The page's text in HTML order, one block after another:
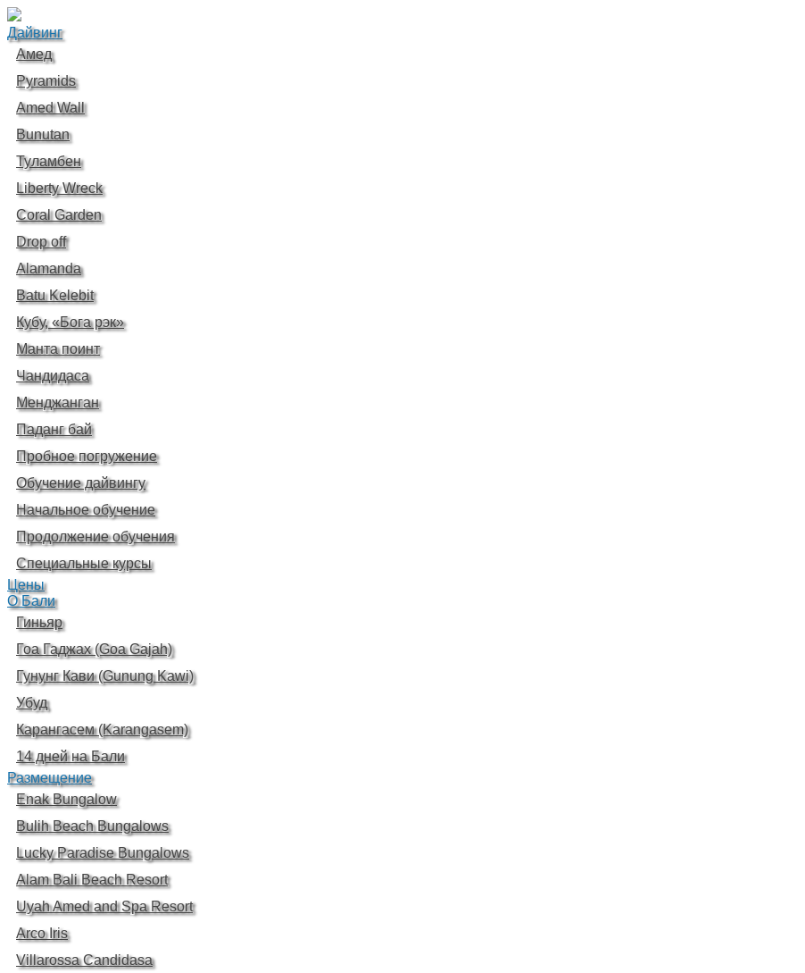
Дайвинг
Амед
Pyramids
Amed Wall
Bunutan
Туламбен
Liberty Wreck
Coral Garden
Drop off
Alamanda
Batu Kelebit
Кубу, «Бога рэк»
Манта поинт
Чандидаса
Менджанган
Паданг бай
Пробное погружение
Обучение дайвингу
Начальное обучение
Продолжение обучения
Специальные курсы
Цены
О Бали
Гиньяр
Гоа Гаджах (Goa Gajah)
Гунунг Кави (Gunung Kawi)
Убуд
Карангасем (Karangasem)
14 дней на Бали
Размещение
Enak Bungalow
Bulih Beach Bungalows
Lucky Paradise Bungalows
Alam Bali Beach Resort
Uyah Amed and Spa Resort
Arco Iris
Villarossa Candidasa